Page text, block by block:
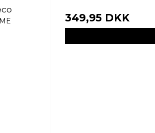
349,95 DKK